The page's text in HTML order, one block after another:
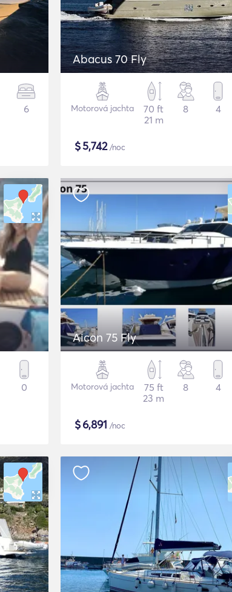
6
Abacus 70 Fly
Motorová jachta
70 ft
21 m
8 4
$5,742/noc
0
Aicon 75 Fly
Motorová jachta
75 ft
23 m
8 4
$6,891 /noc